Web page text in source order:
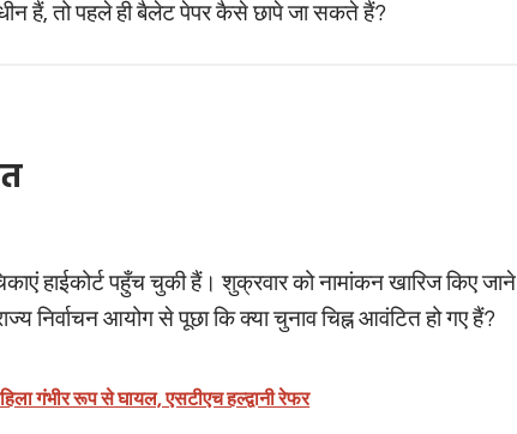
हैं, तो पहले ही बैलेट पेपर कैसे छापे जा सकते हैं?
हाईकोर्ट पहुँच चुकी हैं। शुक्रवार को नामांकन खारिज किए जाने
निर्वाचन आयोग से पूछा कि क्या चुनाव चिह्न आवंटित हो गए हैं?
गंभीर रूप से घायल, एसटीएच हल्द्वानी रेफर